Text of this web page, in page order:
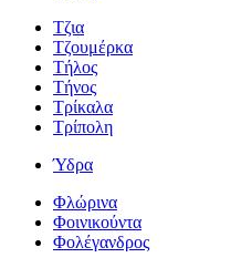
Τζια
Τζουμέρκα
Τήλος
Τήνος
Τρίκαλα
Τρίπολη
Ύδρα
Φλώρινα
Φοινικούντα
Φολέγανδρος